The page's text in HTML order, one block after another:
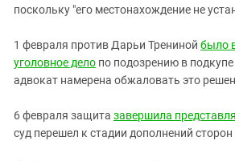
поскольку "его местонахождение не
1 февраля против Дарьи Трениной было
уголовное дело по подозрению в подкупе
адвокат намерена обжаловать это
6 февраля защита завершила
суд перешел к стадии дополнений сторон